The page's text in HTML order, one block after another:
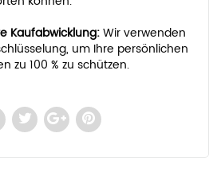
Kaufabwicklung:Wir verwenden
um Ihre persönlichen
zu 100 % zu schützen.